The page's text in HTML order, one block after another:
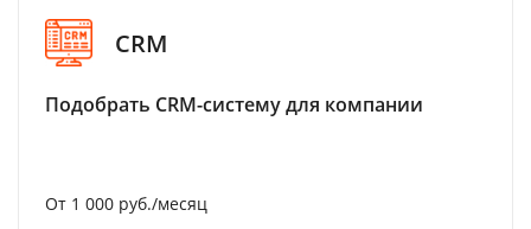
CRM
Подобрать CRM-систему для компании
От 1 000 руб./месяц